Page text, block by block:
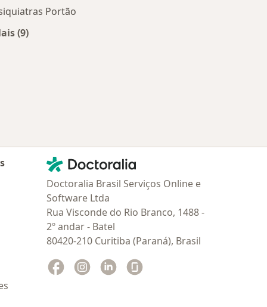
Portão
(9)
Contato
Doctoralia - Homepage
Doctoralia Brasil Serviços Online e
Software Ltda
Rua Visconde do Rio Branco, 1488 -
2º andar - Batel
80420-210 Curitiba (Paraná), Brasil
Facebook
abre num novo separador
Instagram
abre num novo separador
Linkedin
abre num novo separador